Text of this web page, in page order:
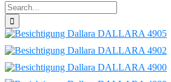
Search
for: